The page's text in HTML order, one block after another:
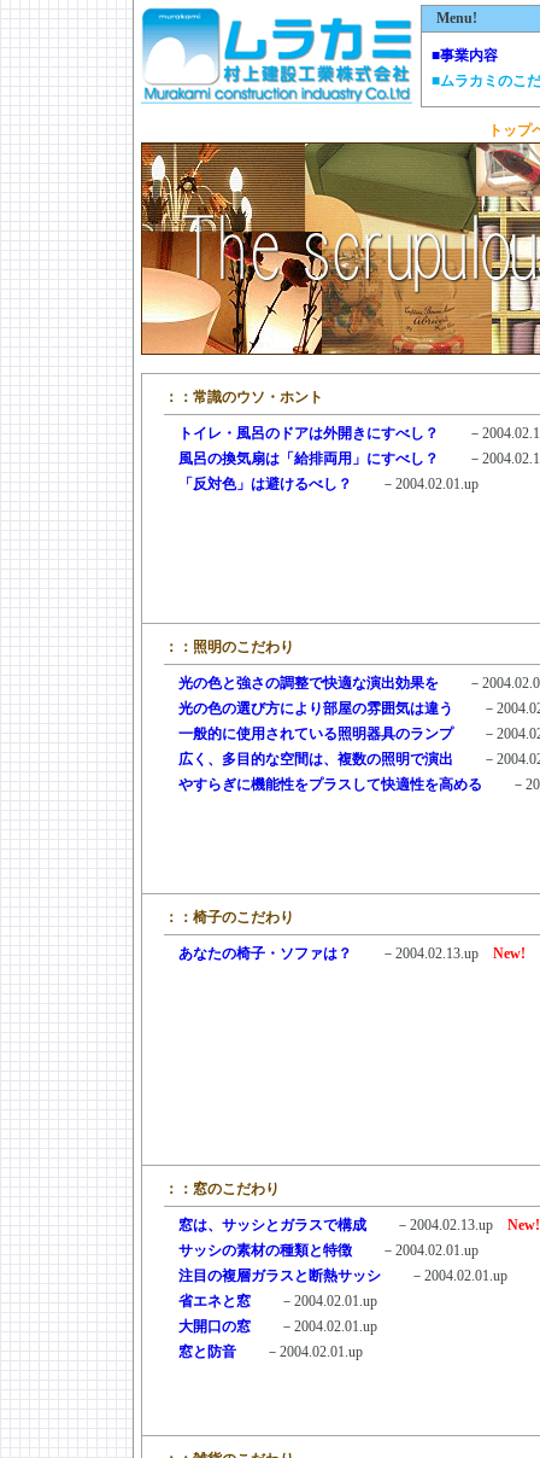
Menu!
■事業内容
■ムラカミのこ
トップ
：：常識のウソ・ホント
トイレ・風呂のドアは外開きにすべし？
－
風呂の換気扇は「給排両用」にすべし？
－
「反対色」は避けるべし？ －2004.02.01.up
：：照明のこだわり
光の色と強さの調整で快適な演出効果を －
光の色の選び方により部屋の雰囲気は違う
－
一般的に使用されている照明器具のランプ－
広く、多目的な空間は、複数の照明で演出 －
やすらぎに機能性をプラスして快適性を高める －
：：椅子のこだわり
あなたの椅子・ソファは？ －2004.02.13.up New!
：：窓のこだわり
窓は、サッシとガラスで構成 －2004.02.13.up New!
サッシの素材の種類と特徴 －2004.02.01.up
注目の複層ガラスと断熱サッシ －2004.02.01.up
省エネと窓 －2004.02.01.up
大開口の窓 －2004.02.01.up
窓と防音 －2004.02.01.up